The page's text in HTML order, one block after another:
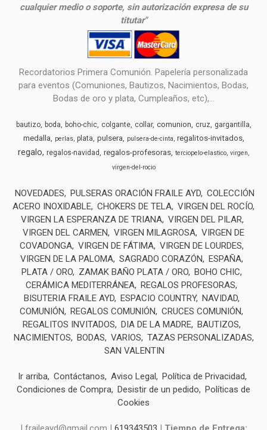
cualquier medio o soporte, sin autorización expresa de su
titutar"
Recordatorios Primera Comunión. Papelería personalizada
para eventos (Comuniones, Bautizos, Nacimientos, Bodas,
Bodas de oro y plata, Cumpleaños, etc),...
bautizo boda boho-chic colgante collar comunion cruz gargantilla
medalla perlas plata pulsera pulsera-de-cinta regalitos-invitados
regalo regalos-navidad regalos-profesoras terciopelo-elastico virgen
virgen-del-rocio
NOVEDADES PULSERAS ORACIÓN FRAILE AYD COLECCIÓN
ACERO INOXIDABLE CHOKERS DE TELA VIRGEN DEL ROCÍO
VIRGEN LA ESPERANZA DE TRIANA VIRGEN DEL PILAR
VIRGEN DEL CARMEN
VIRGEN MILAGROSA VIRGEN DE
COVADONGA VIRGEN DE FÁTIMA VIRGEN DE LOURDES
VIRGEN DE LA PALOMA SAGRADO CORAZÓN
ESPAÑA
PLATA / ORO
ZAMAK BAÑO PLATA / ORO BOHO CHIC
CERÁMICA MEDITERRÁNEA REGALOS PROFESORAS
BISUTERIA FRAILE AYD ESPACIO COUNTRY NAVIDAD
COMUNIÓN
REGALOS COMUNIÓN
CRUCES COMUNIÓN
REGALITOS INVITADOS
DIA DE LA MADRE BAUTIZOS
NACIMIENTOS
BODAS VARIOS
TAZAS PERSONALIZADAS
SAN VALENTIN
Ir arriba Contáctanos Aviso Legal
Política de Privacidad
Condiciones de Compra Desistir de un pedido
Políticas de
Cookies